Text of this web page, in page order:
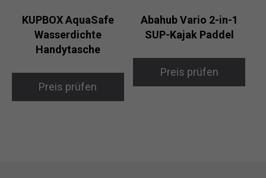
KUPBOX AquaSafe
Wasserdichte
Handytasche
Preis prüfen
Abahub Vario 2-in-1
SUP-Kajak Paddel
Preis prüfen